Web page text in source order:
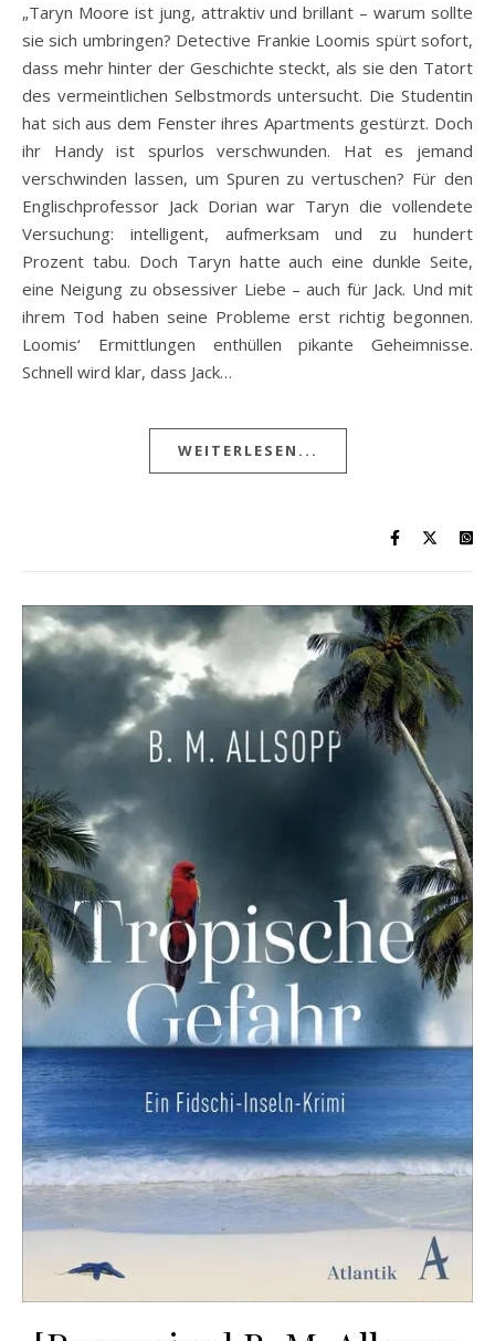
„Taryn Moore ist jung, attraktiv und brillant – warum sollte
sie sich umbringen? Detective Frankie Loomis spürt sofort,
dass mehr hinter der Geschichte steckt, als sie den Tatort
des vermeintlichen Selbstmords untersucht. Die Studentin
hat sich aus dem Fenster ihres Apartments gestürzt. Doch
ihr Handy ist spurlos verschwunden. Hat es jemand
verschwinden lassen, um Spuren zu vertuschen? Für den
Englischprofessor Jack Dorian war Taryn die vollendete
Versuchung: intelligent, aufmerksam und zu hundert
Prozent tabu. Doch Taryn hatte auch eine dunkle Seite,
eine Neigung zu obsessiver Liebe – auch für Jack. Und mit
ihrem Tod haben seine Probleme erst richtig begonnen.
Loomis‘ Ermittlungen enthüllen pikante Geheimnisse.
Schnell wird klar, dass Jack…
WEITERLESEN...